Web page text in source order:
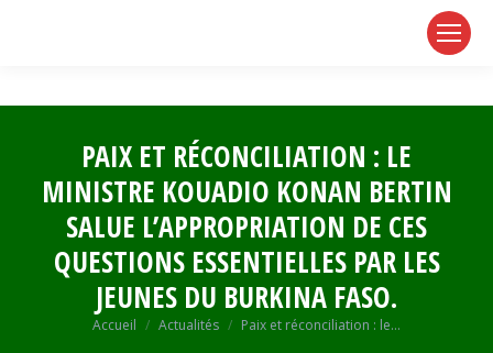
PAIX ET RÉCONCILIATION : LE
MINISTRE KOUADIO KONAN BERTIN
SALUE L’APPROPRIATION DE CES
QUESTIONS ESSENTIELLES PAR LES
JEUNES DU BURKINA FASO.
Vous êtes ici :
Accueil Actualités Paix et réconciliation : le…